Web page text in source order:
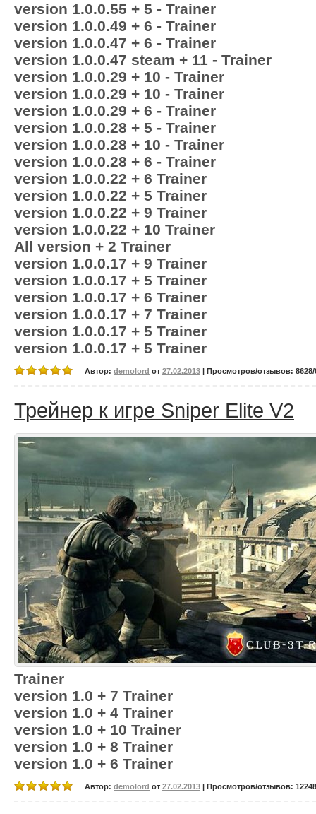
version 1.0.0.55 + 5 - Trainer
version 1.0.0.49 + 6 - Trainer
version 1.0.0.47 + 6 - Trainer
version 1.0.0.47 steam + 11 - Trainer
version 1.0.0.29 + 10 - Trainer
version 1.0.0.29 + 10 - Trainer
version 1.0.0.29 + 6 - Trainer
version 1.0.0.28 + 5 - Trainer
version 1.0.0.28 + 10 - Trainer
version 1.0.0.28 + 6 - Trainer
version 1.0.0.22 + 6 Trainer
version 1.0.0.22 + 5 Trainer
version 1.0.0.22 + 9 Trainer
version 1.0.0.22 + 10 Trainer
All version + 2 Trainer
version 1.0.0.17 + 9 Trainer
version 1.0.0.17 + 5 Trainer
version 1.0.0.17 + 6 Trainer
version 1.0.0.17 + 7 Trainer
version 1.0.0.17 + 5 Trainer
version 1.0.0.17 + 5 Trainer
Автор: demolord от 27.02.2013 | Просмотров/отзывов: 8628/
Трейнер к игре Sniper Elite V2
Trainer
version 1.0 + 7 Trainer
version 1.0 + 4 Trainer
version 1.0 + 10 Trainer
version 1.0 + 8 Trainer
version 1.0 + 6 Trainer
Автор: demolord от 27.02.2013 | Просмотров/отзывов: